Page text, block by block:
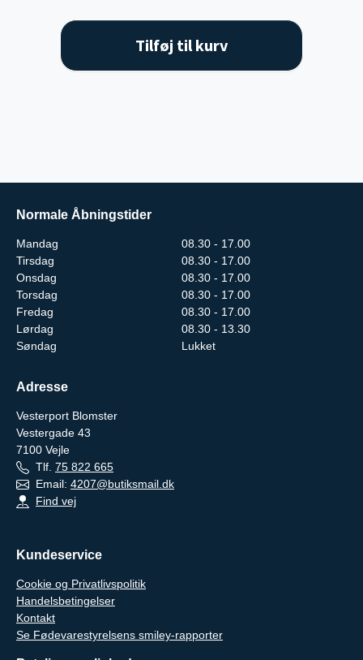
Tilføj til kurv
Normale Åbningstider
Mandag
08.30 - 17.00
Tirsdag
08.30 - 17.00
Onsdag
08.30 - 17.00
Torsdag
08.30 - 17.00
Fredag
08.30 - 17.00
Lørdag
08.30 - 13.30
Søndag
Lukket
Adresse
Vesterport Blomster
Vestergade 43
7100 Vejle
Tlf. 75 822 665
Email: 4207@butiksmail.dk
Find vej
Kundeservice
Cookie og Privatlivspolitik
Handelsbetingelser
Kontakt
Se Fødevarestyrelsens smiley-rapporter